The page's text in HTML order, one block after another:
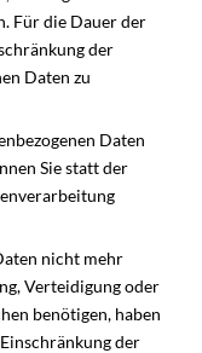
Für die Dauer der
der
Daten zu
Daten
Sie statt der
nicht mehr
Verteidigung oder
benötigen, haben
der